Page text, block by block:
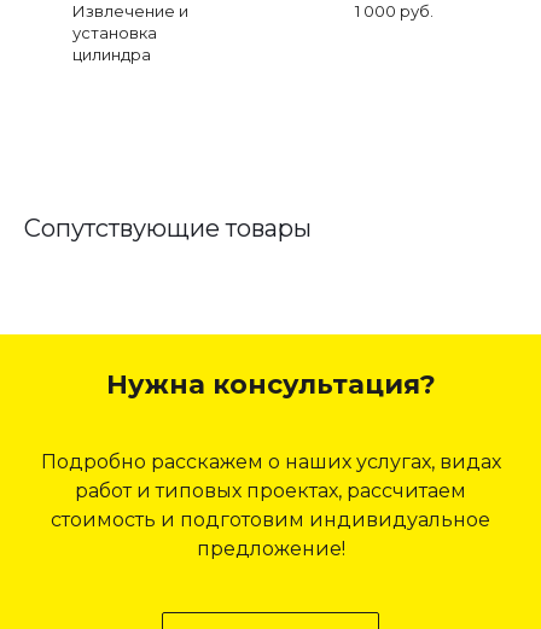
Извлечение и
установка
цилиндра
1 000 руб.
Сопутствующие товары
Нужна консультация?
Подробно расскажем о наших услугах, видах
работ и типовых проектах, рассчитаем
стоимость и подготовим индивидуальное
предложение!